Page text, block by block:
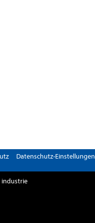
Datenschutz-Einstellungen
industrie